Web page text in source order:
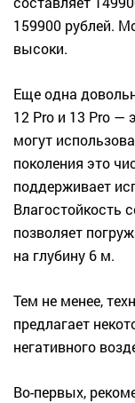
159900 рублей.
высоки.
Еще одна
12 Pro и 13 Pro —
могут
поколения это
поддерживает
Влагостойкость
позволяет
на глубину 6 м.
Тем не менее,
предлагает
негативного
Во-первых,